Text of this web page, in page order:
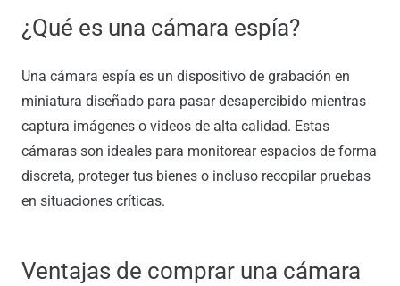
¿Qué es una cámara espía?
Una cámara espía es un dispositivo de grabación en
miniatura diseñado para pasar desapercibido mientras
captura imágenes o videos de alta calidad. Estas
cámaras son ideales para monitorear espacios de forma
discreta, proteger tus bienes o incluso recopilar pruebas
en situaciones críticas.
Ventajas de comprar una cámara